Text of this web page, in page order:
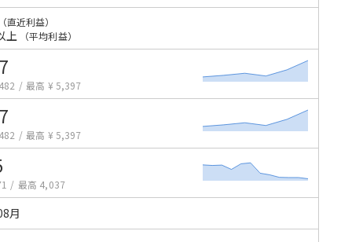
直近利益）
上 （平均利益）
/ 最高 ¥ 5,397
/ 最高 ¥ 5,397
/ 最高 4,037
月